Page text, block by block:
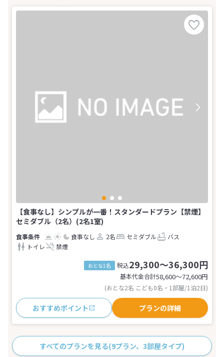
【食事なし】シンプルが一番！スタンダードプラン【禁煙】
セミダブル（2名）(2名1室)
食事なし 2名 セミダブル
バス
トイレ
禁煙
おとな1名 税込29,300～36,300円
基本代金合計58,600〜72,600円
(おとな2名 こども0名・1部屋/1泊2日)
おすすめポイント プランの詳細
すべてのプランを見る(9プラン、3部屋タイプ)